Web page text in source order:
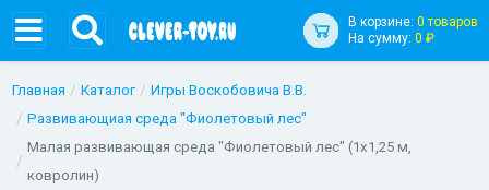
В корзине: 0 товаров
На сумму: 0 ₽
Главная Каталог
Игры Воскобовича В.В.
Развивающиая среда "Фиолетовый лес"
Малая развивающая среда "Фиолетовый лес" (1х1,25 м,
ковролин)